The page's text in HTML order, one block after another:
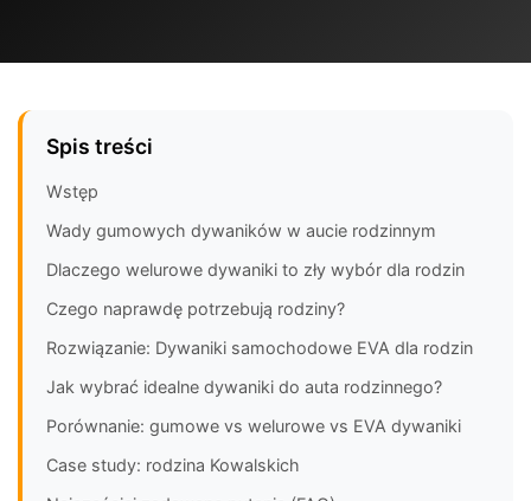
Spis treści
Wstęp
Wady gumowych dywaników w aucie rodzinnym
Dlaczego welurowe dywaniki to zły wybór dla rodzin
Czego naprawdę potrzebują rodziny?
Rozwiązanie: Dywaniki samochodowe EVA dla rodzin
Jak wybrać idealne dywaniki do auta rodzinnego?
Porównanie: gumowe vs welurowe vs EVA dywaniki
Case study: rodzina Kowalskich